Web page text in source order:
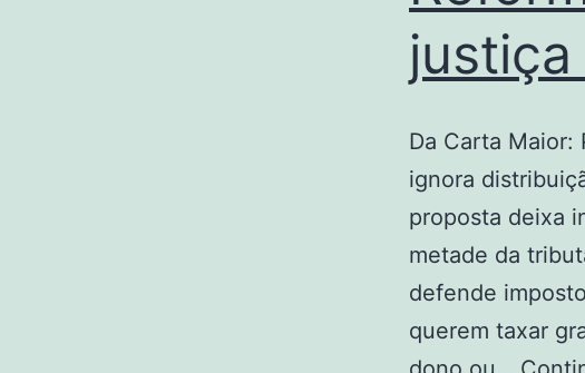
Da Carta
ignora
proposta deixa
metade da
defende
querem taxar